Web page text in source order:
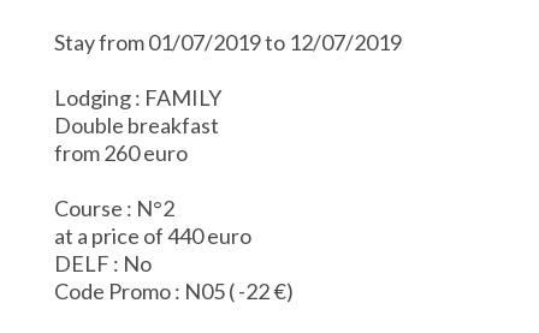
Stay from 01/07/2019 to 12/07/2019
Lodging : FAMILY
Double breakfast
from 260 euro
Course : N°2
at a price of 440 euro
DELF : No
Code Promo : N05 ( -22 €)